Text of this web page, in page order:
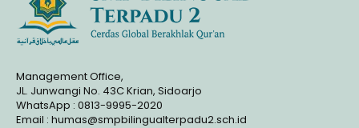
Management Office,
JL. Junwangi No. 43C Krian, Sidoarjo
WhatsApp : 0813-9995-2020
Email : humas@smpbilingualterpadu2.sch.id